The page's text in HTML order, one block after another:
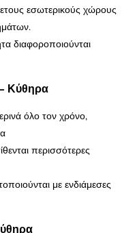
εσωτερικούς χώρους
διαφοροποιούνται
Κύθηρα
όλο τον χρόνο,
περισσότερες
με ενδιάμεσες